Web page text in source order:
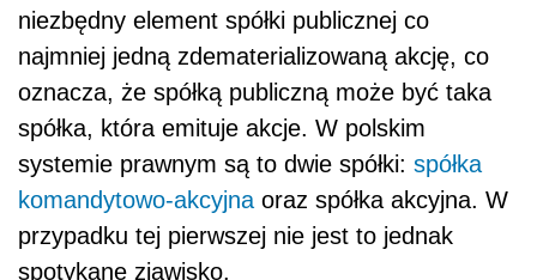
niezbędny element spółki publicznej co
najmniej jedną zdematerializowaną akcję, co
oznacza, że spółką publiczną może być taka
spółka, która emituje akcje. W polskim
systemie prawnym są to dwie spółki: spółka
komandytowo-akcyjna oraz spółka akcyjna. W
przypadku tej pierwszej nie jest to jednak
spotykane zjawisko.